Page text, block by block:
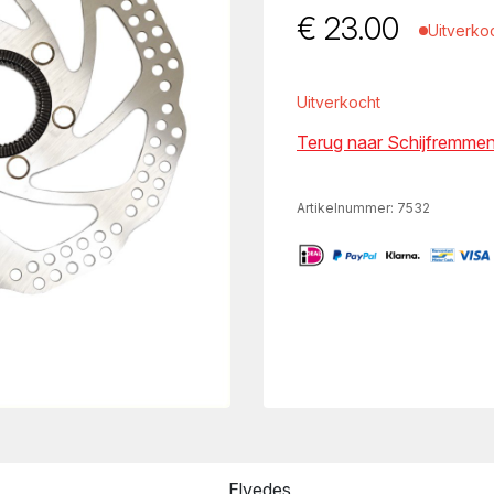
€ 23.00
Uitverkocht
Terug naar
Artikelnummer: 7532
Elvedes